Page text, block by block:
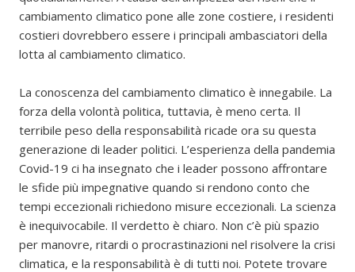
cambiamento climatico pone alle zone costiere, i residenti
costieri dovrebbero essere i principali ambasciatori della
lotta al cambiamento climatico.
La conoscenza del cambiamento climatico è innegabile. La
forza della volontà politica, tuttavia, è meno certa. Il
terribile peso della responsabilità ricade ora su questa
generazione di leader politici. L’esperienza della pandemia
Covid-19 ci ha insegnato che i leader possono affrontare
le sfide più impegnative quando si rendono conto che
tempi eccezionali richiedono misure eccezionali. La scienza
è inequivocabile. Il verdetto è chiaro. Non c’è più spazio
per manovre, ritardi o procrastinazioni nel risolvere la crisi
climatica, e la responsabilità è di tutti noi. Potete trovare